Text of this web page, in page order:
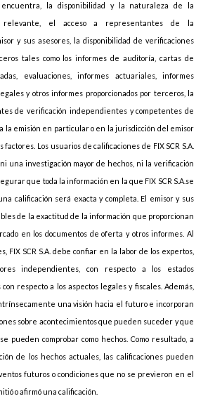
la disponibilidad y la naturaleza de la
relevante, el acceso a representantes de la
y sus asesores, la disponibilidad de verificaciones
tales como los informes de auditoría, cartas de
evaluaciones, informes actuariales, informes
y otros informes proporcionados por terceros, la
de verificación independientes y competentes de
la emisión en particular o en la jurisdicción del emisor
Los usuarios de calificaciones de FIX SCR S.A.
una investigación mayor de hechos, ni la verificación
que toda la información en la que FIX SCR S.A.se
calificación será exacta y completa. El emisor y sus
de la exactitud de la información que proporcionan
en los documentos de oferta y otros informes. Al
FIX SCR S.A. debe confiar en la labor de los expertos,
independientes, con respecto a los estados
respecto a los aspectos legales y fiscales. Además,
una visión hacia el futuro e incorporan
sobre acontecimientos que pueden suceder y que
pueden comprobar como hechos. Como resultado, a
de los hechos actuales, las calificaciones pueden
futuros o condiciones que no se previeron en el
o afirmó una calificación.